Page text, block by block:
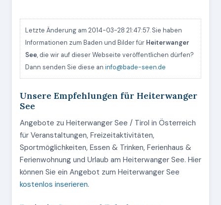
Letzte Änderung am 2014-03-28 21:47:57. Sie haben
Informationen zum Baden und Bilder für Heiterwanger
See, die wir auf dieser Webseite veröffentlichen dürfen?
Dann senden Sie diese an info@bade-seen.de
Unsere Empfehlungen für Heiterwanger
See
Angebote zu Heiterwanger See / Tirol in Österreich
für Veranstaltungen, Freizeitaktivitäten,
Sportmöglichkeiten, Essen & Trinken, Ferienhaus &
Ferienwohnung und Urlaub am Heiterwanger See. Hier
können Sie ein Angebot zum Heiterwanger See
kostenlos inserieren.